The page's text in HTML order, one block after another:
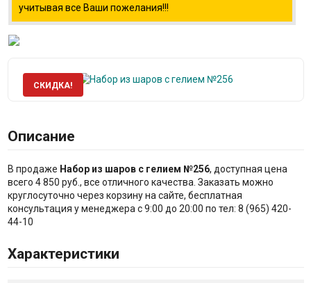
учитывая все Ваши пожелания!!!
СКИДКА!
Описание
В продаже Набор из шаров с гелием №256, доступная цена
всего 4 850 руб., все отличного качества. Заказать можно
круглосуточно через корзину на сайте, бесплатная
консультация у менеджера с 9:00 до 20:00 по тел: 8 (965) 420-
44-10
Характеристики